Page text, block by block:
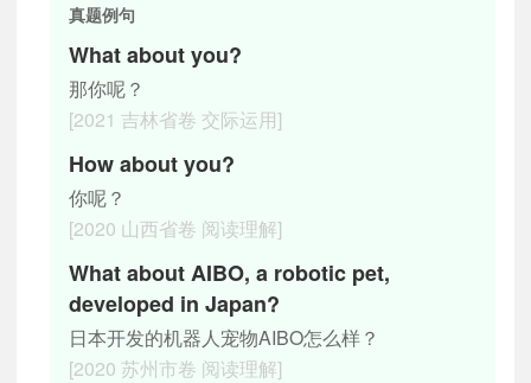
真题例句
What about you?
那你呢？
[2021 吉林省卷 交际运用]
How about you?
你呢？
[2020 山西省卷 阅读理解]
What about AIBO, a robotic pet,
developed in Japan?
日本开发的机器人宠物AIBO怎么样？
[2020 苏州市卷 阅读理解]